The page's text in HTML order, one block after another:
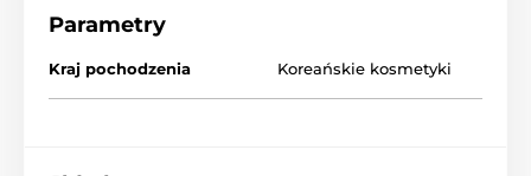
Parametry
Kraj pochodzenia Koreańskie kosmetyki